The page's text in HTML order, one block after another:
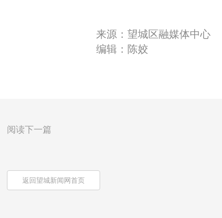
来源：望城区融媒体中心
编辑：陈姣
阅读下一篇
返回望城新闻网首页